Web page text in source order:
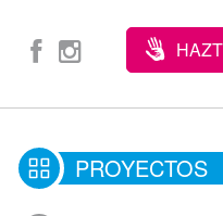
PROYECTOS